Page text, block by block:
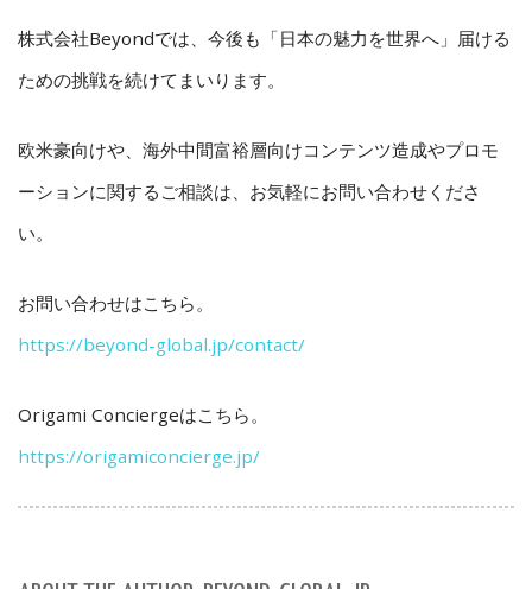
株式会社Beyondでは、今後も「日本の魅力を世界へ」届ける
ための挑戦を続けてまいります。
欧米豪向けや、海外中間富裕層向けコンテンツ造成やプロモ
ーションに関するご相談は、 お気軽にお問い合わせくださ
い。
お問い合わせはこちら。
https://beyond-global.jp/contact/
Origami Conciergeはこちら。
https://origamiconcierge.jp/